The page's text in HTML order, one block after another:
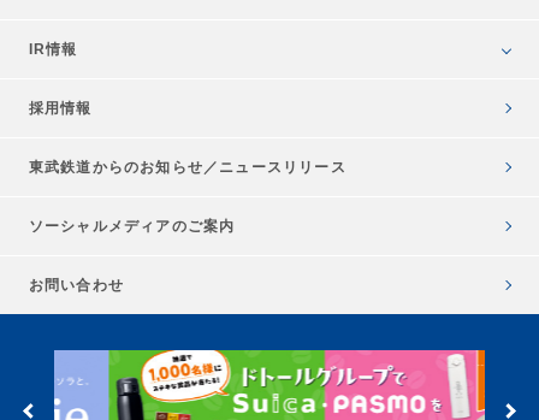
IR情報
採用情報
東武鉄道からのお知らせ／ ニュースリリース
ソーシャルメディアのご案内
お問い合わせ